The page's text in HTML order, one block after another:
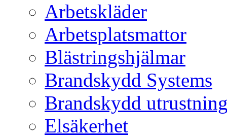
Arbetskläder
Arbetsplatsmattor
Blästringshjälmar
Brandskydd Systems
Brandskydd
Elsäkerhet